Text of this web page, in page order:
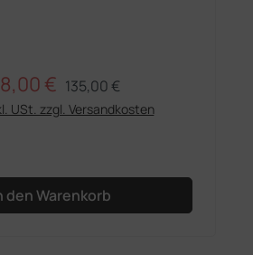
€ Regulärer Preis:
135,00 €
USt. zzgl. Versandkosten
Gib den
den Warenkorb